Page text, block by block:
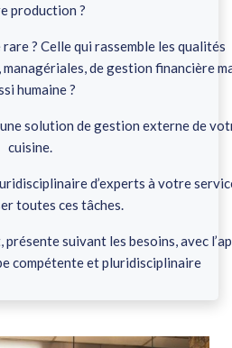
production ?
? Celle qui rassemble les qualités
de gestion financière
humaine ?
solution de gestion externe de
cuisine.
d’experts à votre
toutes ces tâches.
suivant les besoins, avec
compétente et pluridisciplinaire